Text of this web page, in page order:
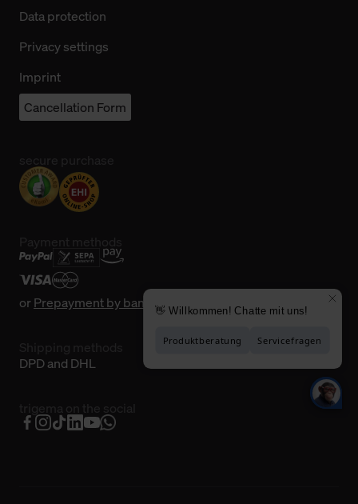
Data protection
Privacy settings
Imprint
Cancellation Form
orPrepayment by bank transfer
DPD and DHL